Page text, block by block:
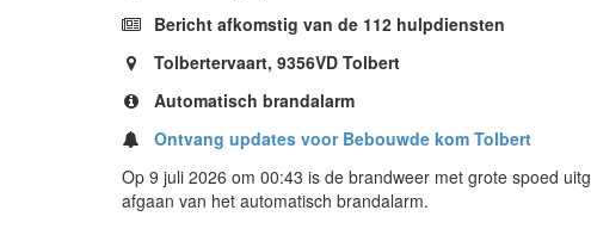
Bericht afkomstig van de 112 hulpdiensten
Tolbertervaart, 9356VD Tolbert
Automatisch brandalarm
Ontvang updates voor Bebouwde kom Tolbert
Op 9 juli 2026 om 00:43 is de brandweer met grote spoed
afgaan van het automatisch brandalarm.